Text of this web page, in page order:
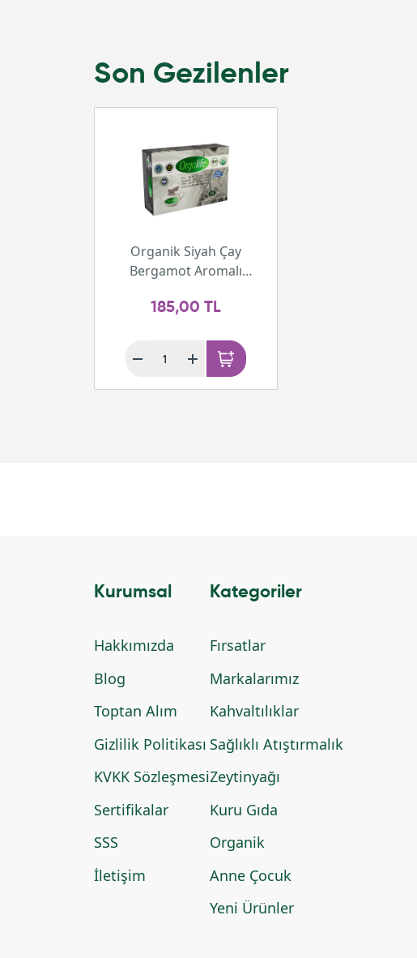
Son Gezilenler
Organik Siyah Çay
Bergamot Aromalı
185,00 TL
Kurumsal
Hakkımızda
Blog
Toptan Alım
Gizlilik Politikası
KVKK Sözleşmesi
Sertifikalar
SSS
İletişim
Kategoriler
Fırsatlar
Markalarımız
Kahvaltılıklar
Sağlıklı Atıştırmalık
Zeytinyağı
Kuru Gıda
Organik
Anne Çocuk
Yeni Ürünler